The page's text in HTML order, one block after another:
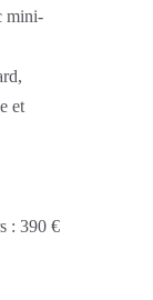
mini-
et
: 390 €